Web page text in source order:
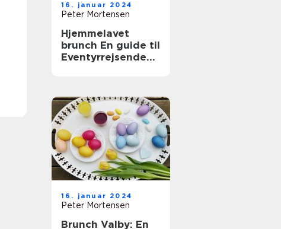
16. januar 2024
Peter Mortensen
Hjemmelavet
brunch En guide til
Eventyrrejsende
16. januar 2024
Peter Mortensen
Brunch Valby: En